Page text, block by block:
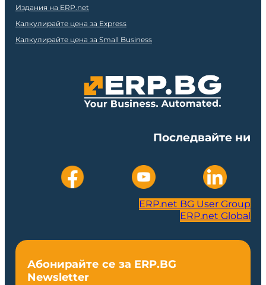
Издания на ERP.net
Калкулирайте цена за Express
Калкулирайте цена за Small Business
Последвайте ни
ERP.net BG User Group
ERP.net Global
Абонирайте се за ERP.BG
Newsletter